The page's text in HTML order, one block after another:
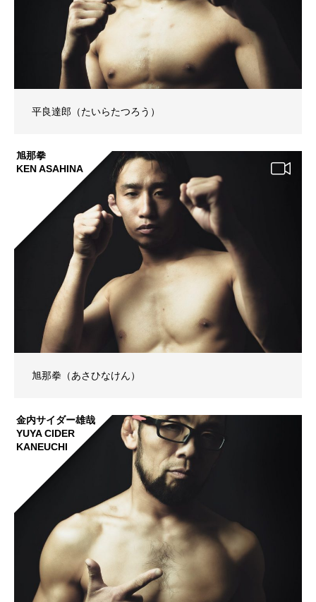
平良達郎（たいらたつろう）
旭那拳
KEN ASAHINA
旭那拳（あさひなけん）
金内サイダー雄哉
YUYA CIDER
KANEUCHI